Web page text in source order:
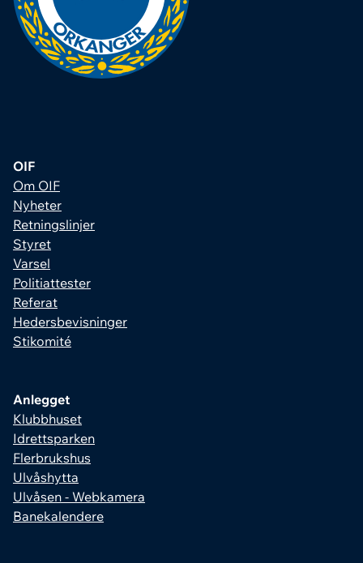
OIF
Om OIF
Nyheter
Retningslinjer
Styret
Varsel
Politiattester
Referat
Hedersbevisninger
Stikomité
Anlegget
Klubbhuset
Idrettsparken
Flerbrukshus
Ulvåshytta
Ulvåsen - Webkamera
Banekalendere